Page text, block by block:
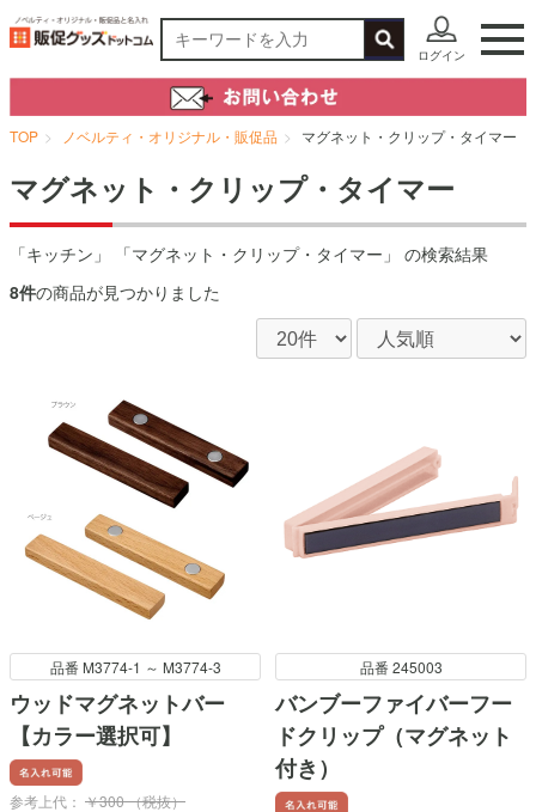
ログイン
TOP ノベルティ・オリジナル・販促品 マグネット・クリップ・タイマー
マグネット・クリップ・タイマー
「キッチン」 「マグネット・クリップ・タイマー」 の検索結果
8件の商品が見つかりました
品番 M3774-1 ～ M3774-3
ウッドマグネットバー
【カラー選択可】
参考上代： ￥300 （税抜）
品番 245003
バンブーファイバーフー
ドクリップ（マグネット
付き）